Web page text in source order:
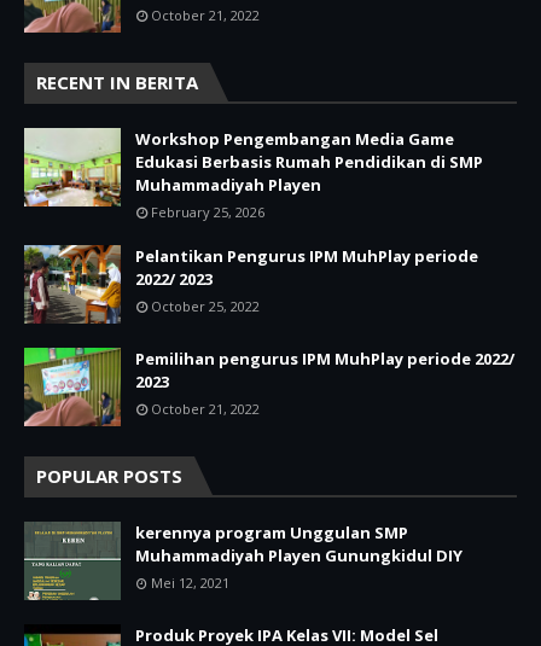
October 21, 2022
RECENT IN BERITA
Workshop Pengembangan Media Game
Edukasi Berbasis Rumah Pendidikan di SMP
Muhammadiyah Playen
February 25, 2026
Pelantikan Pengurus IPM MuhPlay periode
2022/ 2023
October 25, 2022
Pemilihan pengurus IPM MuhPlay periode 2022/
2023
October 21, 2022
POPULAR POSTS
kerennya program Unggulan SMP
Muhammadiyah Playen Gunungkidul DIY
Mei 12, 2021
Produk Proyek IPA Kelas VII: Model Sel